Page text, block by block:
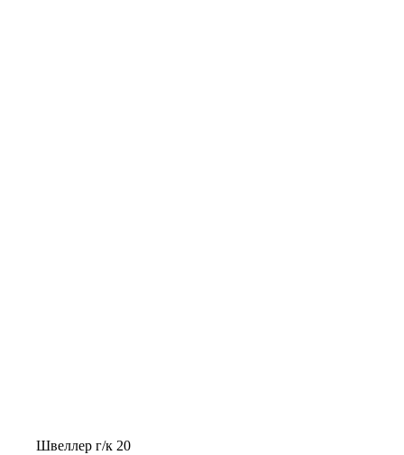
Швеллер г/к 20